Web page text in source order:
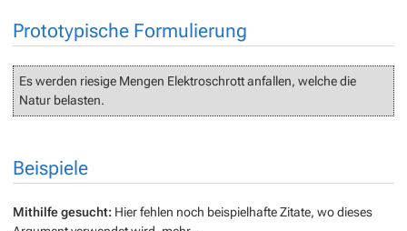
Prototypische Formulierung
Es werden riesige Mengen Elektroschrott anfallen, welche die
Natur belasten.
Beispiele
Mithilfe gesucht: Hier fehlen noch beispielhafte Zitate, wo dieses